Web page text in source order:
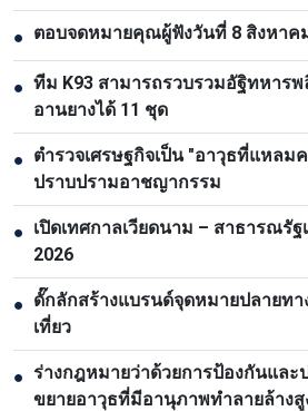
● ตอบจดหมายคุณผู้ฟังวันที่ 8 สิงหาค
● ทีม K93 สามารถรวบรวมอัฐิทหาร
อานยางได้ 11 ชุด
● ตำรวจเศรษฐกิจเป็น "อาวุธที่แหลม
ปราบปรามอาชญากรรม
● เปิดเทศกาลเวียดนาม – สาธารณรัฐ
2026
● ดั๊กลักสร้างแบรนด์จุดหมายปลายท
เที่ยว
● ร่างกฎหมายว่าด้วยการป้องกันและ
ขยายอาวุธที่มีอานุภาพทำลายล้างสู